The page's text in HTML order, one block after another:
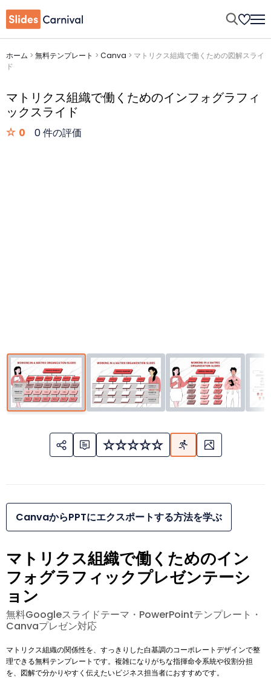
ホーム > 無料テンプレート > Canva > マトリクス組織で働くための図解スライ
ド
マトリクス組織で働くためのインフォグラフィ
ックスライド
0 0 件の評価
CanvaからPPTにエクスポートする方法を学ぶ
マトリクス組織で働くためのイン
フォグラフィックプレゼンテーシ
ョン
無料Googleスライドテーマ・PowerPointテンプレート・
Canvaプレゼン対応
マトリクス組織の関係性を、すっきりした白基調のコーポレートデザインで整
理できる無料テンプレートです。複雑になりがちな指揮命令系統や役割分担
を、図解で分かりやすく伝えたいビジネス担当者におすすめです。